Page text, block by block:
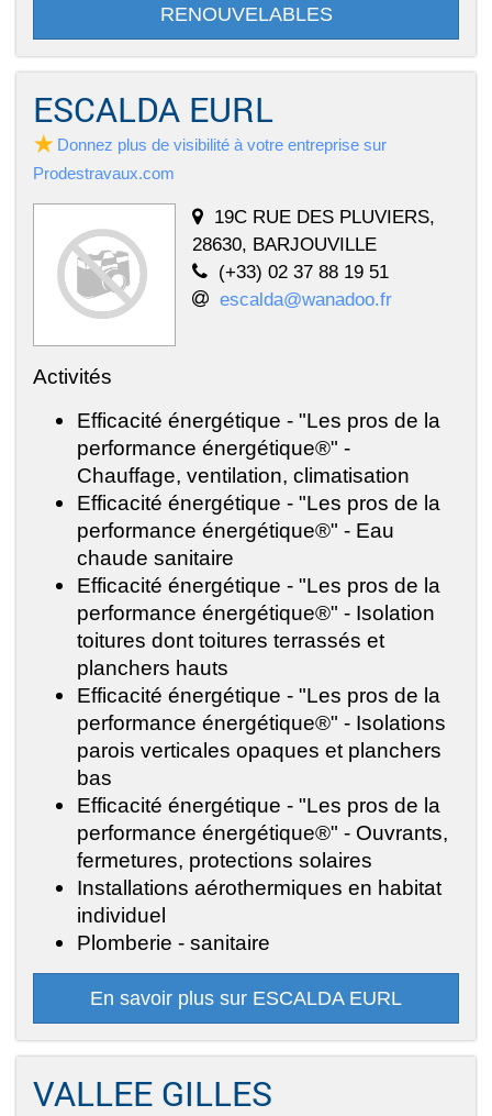
RENOUVELABLES
ESCALDA EURL
Donnez plus de visibilité à votre entreprise sur
Prodestravaux.com
19C RUE DES PLUVIERS,
28630, BARJOUVILLE
(+33) 02 37 88 19 51
escalda@wanadoo.fr
Activités
Efficacité énergétique - "Les pros de la
performance énergétique®" -
Chauffage, ventilation, climatisation
Efficacité énergétique - "Les pros de la
performance énergétique®" - Eau
chaude sanitaire
Efficacité énergétique - "Les pros de la
performance énergétique®" - Isolation
toitures dont toitures terrassés et
planchers hauts
Efficacité énergétique - "Les pros de la
performance énergétique®" - Isolations
parois verticales opaques et planchers
bas
Efficacité énergétique - "Les pros de la
performance énergétique®" - Ouvrants,
fermetures, protections solaires
Installations aérothermiques en habitat
individuel
Plomberie - sanitaire
En savoir plus sur ESCALDA EURL
VALLEE GILLES